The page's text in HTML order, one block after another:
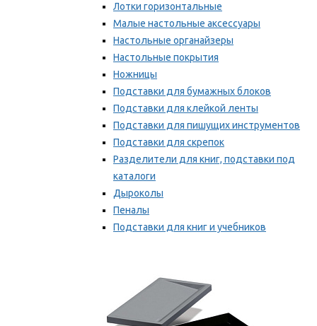
Лотки горизонтальные
Малые настольные аксессуары
Настольные органайзеры
Настольные покрытия
Ножницы
Подставки для бумажных блоков
Подставки для клейкой ленты
Подставки для пишущих инструментов
Подставки для скрепок
Разделители для книг, подставки под
каталоги
Дыроколы
Пеналы
Подставки для книг и учебников